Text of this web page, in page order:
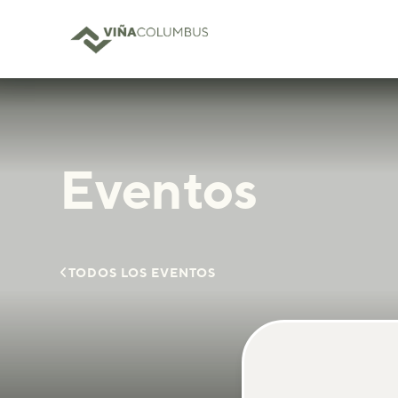
Eventos
TODOS LOS EVENTOS